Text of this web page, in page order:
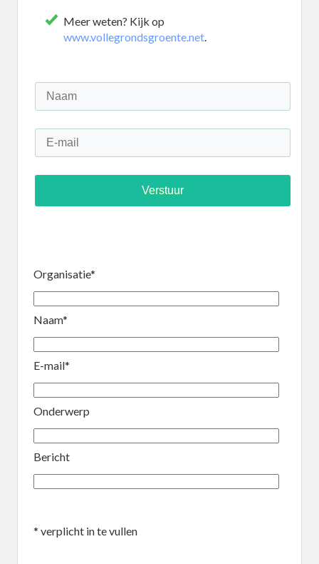
Meer weten? Kijk op
www.vollegrondsgroente.net.
Verstuur
Organisatie*
Naam*
E-mail*
Onderwerp
Bericht
* verplicht in te vullen